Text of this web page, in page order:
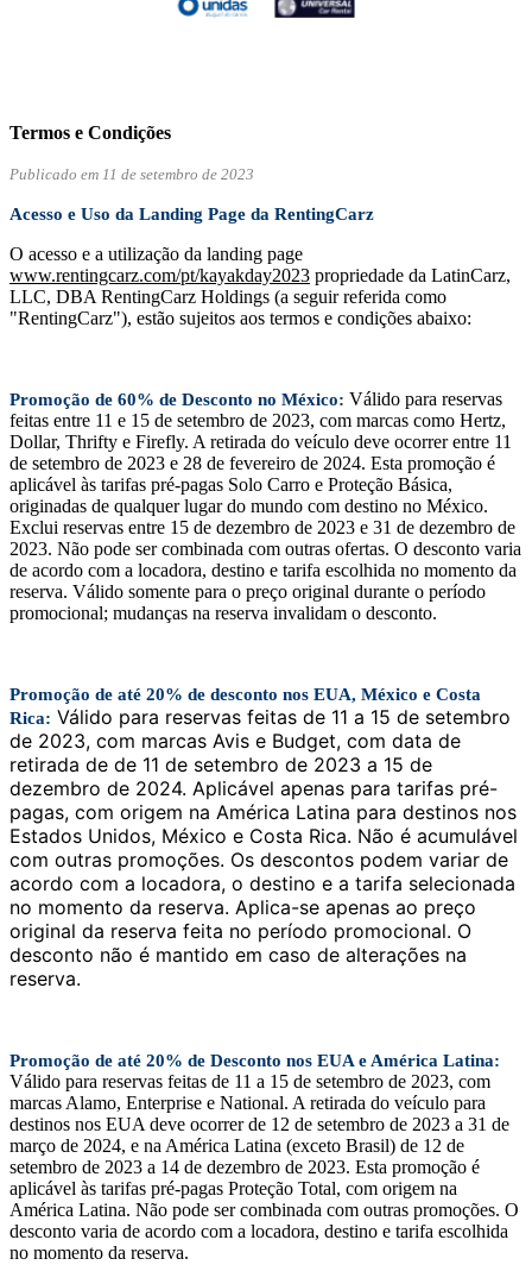
Termos e Condições
Publicado em 11 de setembro de 2023
Acesso e Uso da Landing Page da RentingCarz
O acesso e a utilização da landing page
www.rentingcarz.com/pt/kayakday2023 propriedade da LatinCarz,
LLC, DBA RentingCarz Holdings (a seguir referida como
"RentingCarz"), estão sujeitos aos termos e condições abaixo:
Promoção de 60% de Desconto no México: Válido para reservas
feitas entre 11 e 15 de setembro de 2023, com marcas como Hertz,
Dollar, Thrifty e Firefly. A retirada do veículo deve ocorrer entre 11
de setembro de 2023 e 28 de fevereiro de 2024. Esta promoção é
aplicável às tarifas pré-pagas Solo Carro e Proteção Básica,
originadas de qualquer lugar do mundo com destino no México.
Exclui reservas entre 15 de dezembro de 2023 e 31 de dezembro de
2023. Não pode ser combinada com outras ofertas. O desconto varia
de acordo com a locadora, destino e tarifa escolhida no momento da
reserva. Válido somente para o preço original durante o período
promocional; mudanças na reserva invalidam o desconto.
Promoção de até 20% de desconto nos EUA, México e Costa
Rica: Válido para reservas feitas de 11 a 15 de setembro
de 2023, com marcas Avis e Budget, com data de
retirada de de 11 de setembro de 2023 a 15 de
dezembro de 2024. Aplicável apenas para tarifas pré-
pagas, com origem na América Latina para destinos nos
Estados Unidos, México e Costa Rica. Não é acumulável
com outras promoções. Os descontos podem variar de
acordo com a locadora, o destino e a tarifa selecionada
no momento da reserva. Aplica-se apenas ao preço
original da reserva feita no período promocional. O
desconto não é mantido em caso de alterações na
reserva.
Promoção de até 20% de Desconto nos EUA e América Latina:
Válido para reservas feitas de 11 a 15 de setembro de 2023, com
marcas Alamo, Enterprise e National. A retirada do veículo para
destinos nos EUA deve ocorrer de 12 de setembro de 2023 a 31 de
março de 2024, e na América Latina (exceto Brasil) de 12 de
setembro de 2023 a 14 de dezembro de 2023. Esta promoção é
aplicável às tarifas pré-pagas Proteção Total, com origem na
América Latina. Não pode ser combinada com outras promoções. O
desconto varia de acordo com a locadora, destino e tarifa escolhida
no momento da reserva.